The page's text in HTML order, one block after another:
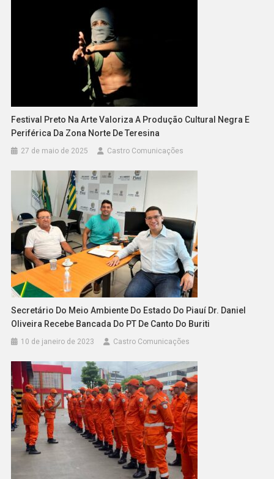
Festival Preto Na Arte Valoriza A Produção Cultural Negra E
Periférica Da Zona Norte De Teresina
27 de maio de 2025 Castro Comunicações
Secretário Do Meio Ambiente Do Estado Do Piauí Dr. Daniel
Oliveira Recebe Bancada Do PT De Canto Do Buriti
10 de janeiro de 2023 Castro Comunicações